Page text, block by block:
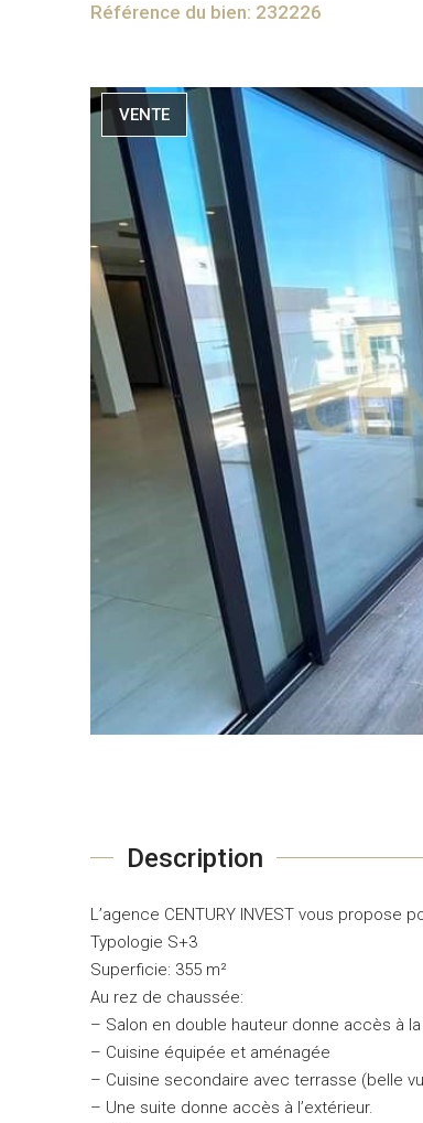
Référence du bien: 232226
VENTE
Description
L’agence CENTURY INVEST vous
Typologie S+3
Superficie: 355 m²
Au rez de chaussée:
– Salon en double hauteur donne accès à
– Cuisine équipée et aménagée
– Cuisine secondaire avec terrasse (belle
– Une suite donne accès à l’extérieur.